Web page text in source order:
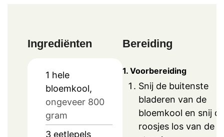
Ingrediënten
1 hele
bloemkool,
ongeveer 800
gram
3 eetlepels
Bereiding
1. Voorbereiding
Snij de buitenste
bladeren van de
bloemkool en snij
roosjes los van de